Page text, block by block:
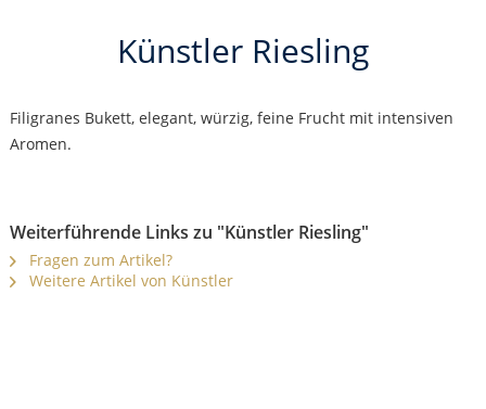
Künstler Riesling
Filigranes Bukett, elegant, würzig, feine Frucht mit intensiven
Aromen.
Weiterführende Links zu "Künstler Riesling"
Fragen zum Artikel?
Weitere Artikel von Künstler